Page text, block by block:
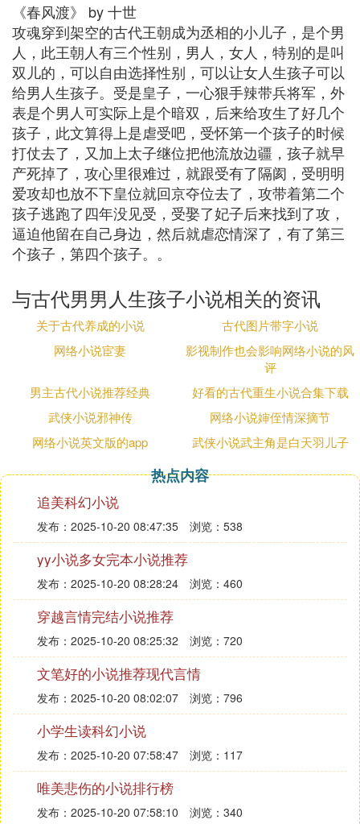
《春风渡》 by 十世
攻魂穿到架空的古代王朝成为丞相的小儿子，是个男
人，此王朝人有三个性别，男人，女人，特别的是叫
双儿的，可以自由选择性别，可以让女人生孩子可以
给男人生孩子。受是皇子，一心狠手辣带兵将军，外
表是个男人可实际上是个暗双，后来给攻生了好几个
孩子，此文算得上是虐受吧，受怀第一个孩子的时候
打仗去了，又加上太子继位把他流放边疆，孩子就早
产死掉了，攻心里很难过，就跟受有了隔阂，受明明
爱攻却也放不下皇位就回京夺位去了，攻带着第二个
孩子逃跑了四年没见受，受娶了妃子后来找到了攻，
逼迫他留在自己身边，然后就虐恋情深了，有了第三
个孩子，第四个孩子。。
与古代男男人生孩子小说相关的资讯
关于古代养成的小说
古代图片带字小说
网络小说宦妻
影视制作也会影响网络小说的风
评
男主古代小说推荐经典
好看的古代重生小说合集下载
武侠小说邪神传
网络小说婶侄情深摘节
网络小说英文版的app
武侠小说武主角是白天羽儿子
热点内容
追美科幻小说
发布：2025-10-20 08:47:35 浏览：538
yy小说多女完本小说推荐
发布：2025-10-20 08:28:24 浏览：460
穿越言情完结小说推荐
发布：2025-10-20 08:25:32 浏览：720
文笔好的小说推荐现代言情
发布：2025-10-20 08:02:07 浏览：796
小学生读科幻小说
发布：2025-10-20 07:58:47 浏览：117
唯美悲伤的小说排行榜
发布：2025-10-20 07:58:10 浏览：340